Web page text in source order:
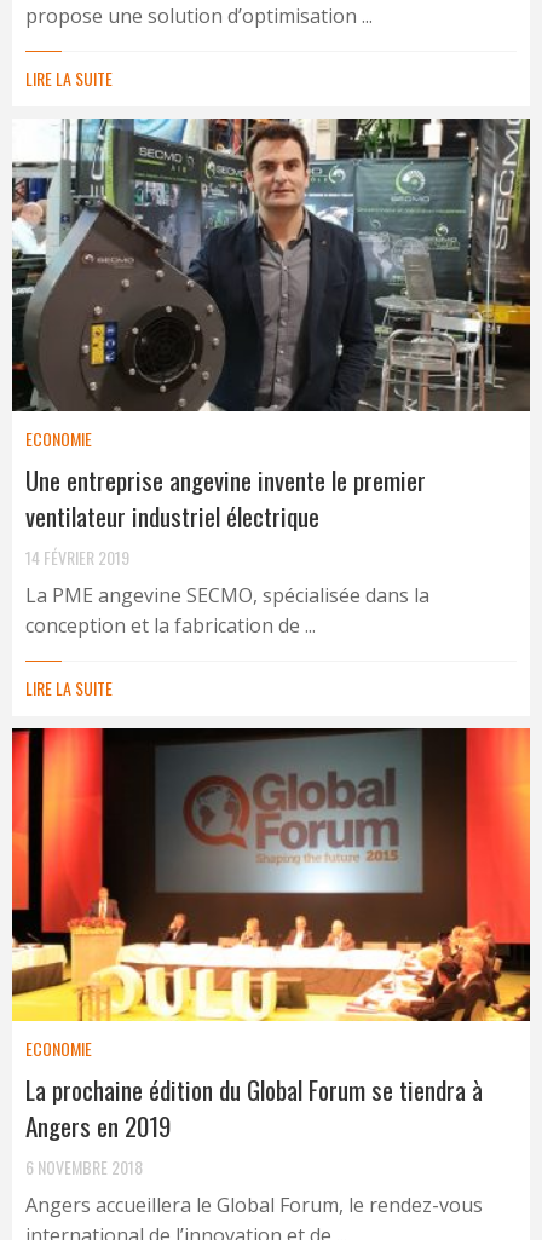
propose une solution d’optimisation ...
LIRE LA SUITE
ECONOMIE
Une entreprise angevine invente le premier
ventilateur industriel électrique
14 FÉVRIER 2019
La PME angevine SECMO, spécialisée dans la
conception et la fabrication de ...
LIRE LA SUITE
ECONOMIE
La prochaine édition du Global Forum se tiendra à
Angers en 2019
6 NOVEMBRE 2018
Angers accueillera le Global Forum, le rendez-vous
international de l’innovation et de ...